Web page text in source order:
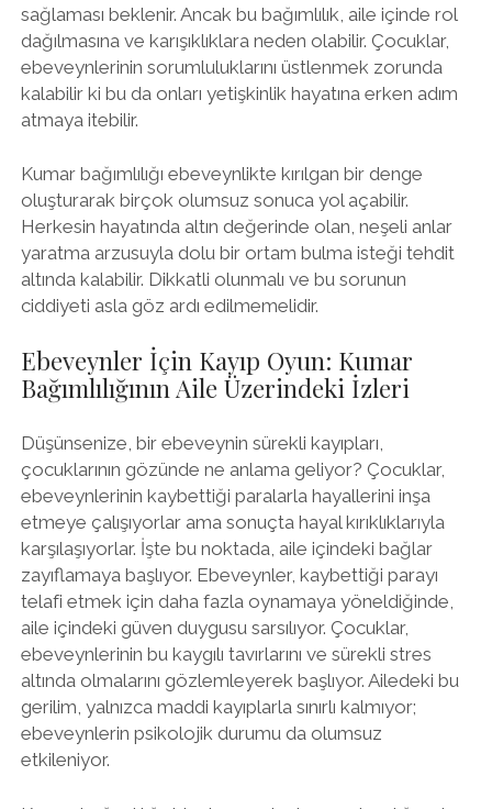
sağlaması beklenir. Ancak bu bağımlılık, aile içinde rol
dağılmasına ve karışıklıklara neden olabilir. Çocuklar,
ebeveynlerinin sorumluluklarını üstlenmek zorunda
kalabilir ki bu da onları yetişkinlik hayatına erken adım
atmaya itebilir.
Kumar bağımlılığı ebeveynlikte kırılgan bir denge
oluşturarak birçok olumsuz sonuca yol açabilir.
Herkesin hayatında altın değerinde olan, neşeli anlar
yaratma arzusuyla dolu bir ortam bulma isteği tehdit
altında kalabilir. Dikkatli olunmalı ve bu sorunun
ciddiyeti asla göz ardı edilmemelidir.
Ebeveynler İçin Kayıp Oyun: Kumar
Bağımlılığının Aile Üzerindeki İzleri
Düşünsenize, bir ebeveynin sürekli kayıpları,
çocuklarının gözünde ne anlama geliyor? Çocuklar,
ebeveynlerinin kaybettiği paralarla hayallerini inşa
etmeye çalışıyorlar ama sonuçta hayal kırıklıklarıyla
karşılaşıyorlar. İşte bu noktada, aile içindeki bağlar
zayıflamaya başlıyor. Ebeveynler, kaybettiği parayı
telafi etmek için daha fazla oynamaya yöneldiğinde,
aile içindeki güven duygusu sarsılıyor. Çocuklar,
ebeveynlerinin bu kaygılı tavırlarını ve sürekli stres
altında olmalarını gözlemleyerek başlıyor. Ailedeki bu
gerilim, yalnızca maddi kayıplarla sınırlı kalmıyor;
ebeveynlerin psikolojik durumu da olumsuz
etkileniyor.